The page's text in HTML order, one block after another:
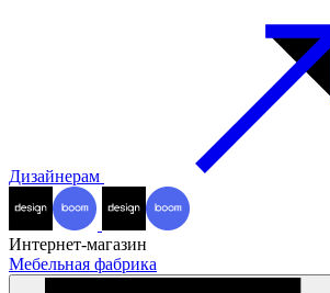
Дизайнерам
Интернет-магазин
Мебельная фабрика